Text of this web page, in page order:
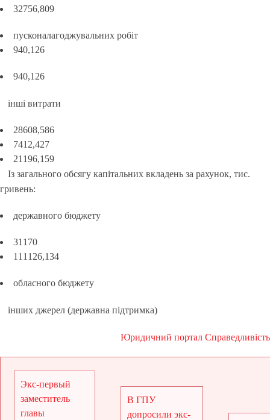
32756,809
пусконалагоджувальних робіт
940,126
940,126
інші витрати
28608,586
7412,427
21196,159
Із загального обсягу капітальних вкладень за рахунок, тис.
гривень:
державного бюджету
31170
111126,134
обласного бюджету
інших джерел (державна підтримка)
Юридичний портал Справедливість
Экс-первый
заместитель
главы
В ГПУ
допросили экс-